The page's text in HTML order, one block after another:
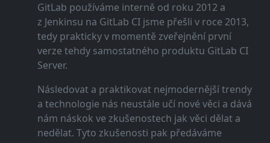
GitLab používáme interně od roku 2012 a
z Jenkinsu na GitLab CI jsme přešli v roce 2013,
tedy prakticky v momentě zveřejnění první
verze tehdy samostatného produktu GitLab CI
Server.
Následovat a praktikovat nejmodernější trendy
a technologie nás neustále učí nové věci a dává
nám náskok ve zkušenostech jak věci dělat a
nedělat. Tyto zkušenosti pak předáváme